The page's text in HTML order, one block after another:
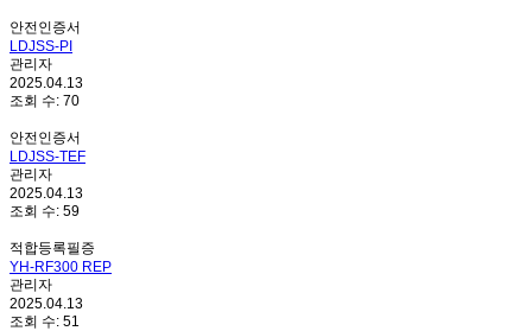
안전인증서
LDJSS-PI
관리자
2025.04.13
조회 수: 70
안전인증서
LDJSS-TEF
관리자
2025.04.13
조회 수: 59
적합등록필증
YH-RF300 REP
관리자
2025.04.13
조회 수: 51